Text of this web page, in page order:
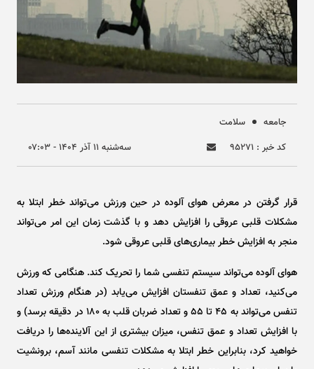
جامعه
سلامت
کد خبر : ۹۵۲۷۱
سه‌شنبه ۱۱ آذر ۱۴۰۴ - ۰۷:۰۳
قرار گرفتن در معرض هوای آلوده در حین ورزش می‌تواند خطر ابتلا به
مشکلات قلبی عروقی را افزایش دهد و با گذشت زمان این امر می‌تواند
منجر به افزایش خطر بیماری‌های قلبی عروقی شود.
هوای آلوده می‌تواند سیستم تنفسی شما را تحریک کند. هنگامی که ورزش
می‌کنید، تعداد و عمق تنفستان افزایش می‌یابد (در هنگام ورزش تعداد
تنفس می‌تواند به ٤٥ تا ٥٥ و تعداد ضربان قلب به ۱۸۰ در دقیقه برسد) و
با افزایش تعداد و عمق تنفس، میزان بیشتری از این آلاینده‌ها را دریافت
خواهید کرد، بنابراین خطر ابتلا به مشکلات تنفسی مانند آسم، برونشیت